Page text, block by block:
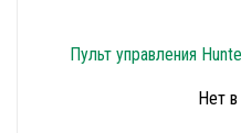
Пульт управления
Нет в